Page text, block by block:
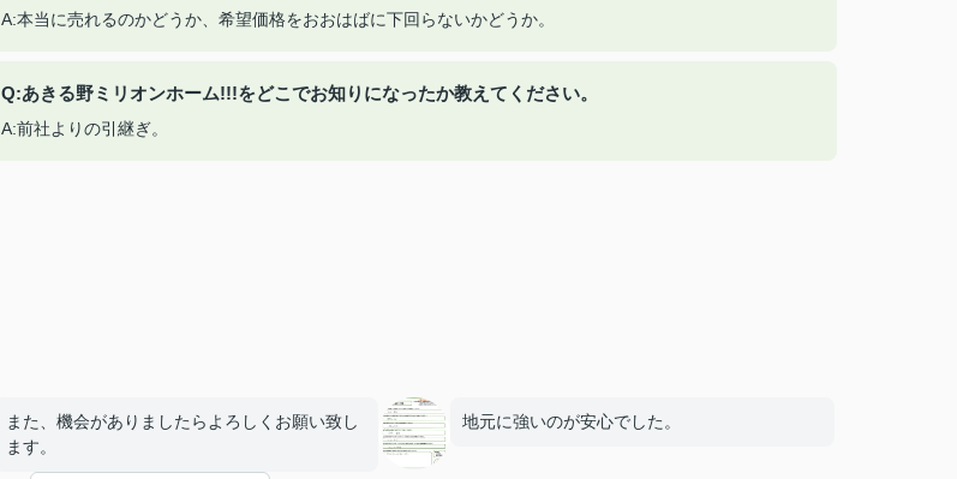
A:本当に売れるのかどうか、希望価格をおおはばに下回らないかどうか。
Q:あきる野ミリオンホーム!!!をどこでお知りになったか教えてください。
A:前社よりの引継ぎ。
また、機会がありましたらよろしくお願い致し
ます。
地元に強いのが安心でした。